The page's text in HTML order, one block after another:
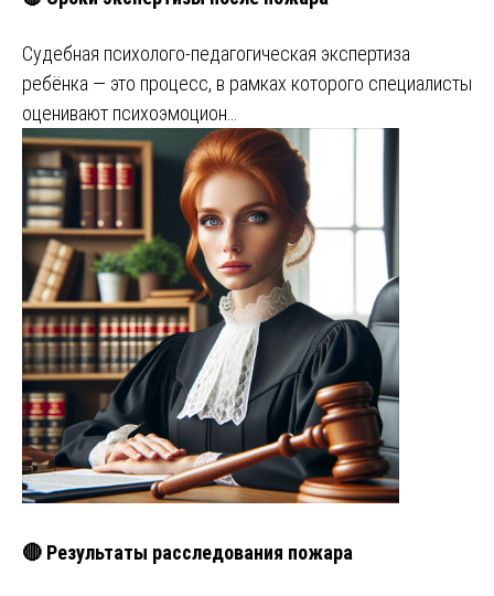
Судебная психолого-педагогическая экспертиза
ребёнка — это процесс, в рамках которого специалисты
оценивают психоэмоцион…
🔴 Результаты расследования пожара